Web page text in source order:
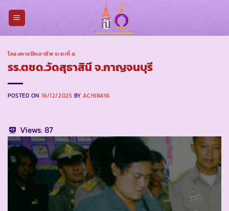
โครงการฝึกอาชีพ ระยะที่ ๕
รร.ตชด.วัดสุธาสินี จ.กาญจนบุรี
POSTED ON 16/12/2025 BYACHIRAYA
Views:87